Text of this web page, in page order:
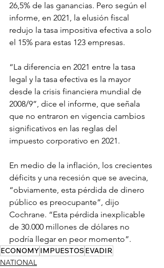
26,5% de las ganancias. Pero según el
informe, en 2021, la elusión fiscal
redujo la tasa impositiva efectiva a solo
el 15% para estas 123 empresas.
“La diferencia en 2021 entre la tasa
legal y la tasa efectiva es la mayor
desde la crisis financiera mundial de
2008/9”, dice el informe, que señala
que no entraron en vigencia cambios
significativos en las reglas del
impuesto corporativo en 2021.
En medio de la inflación, los crecientes
déficits y una recesión que se avecina,
“obviamente, esta pérdida de dinero
público es preocupante”, dijo
Cochrane. “Esta pérdida inexplicable
de 30.000 millones de dólares no
podría llegar en peor momento”.
ECONOMYIMPUESTOS EVADIR
NATIONAL